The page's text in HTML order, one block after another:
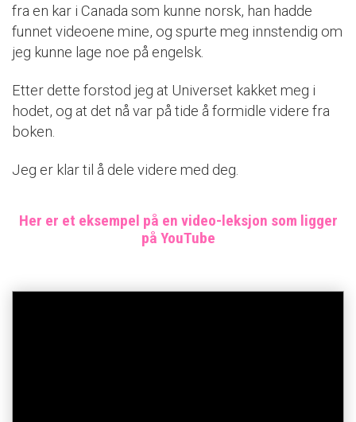
fra en kar i Canada som kunne norsk, han hadde
funnet videoene mine, og spurte meg innstendig om
jeg kunne lage noe på engelsk.
Etter dette forstod jeg at Universet kakket meg i
hodet, og at det nå var på tide å formidle videre fra
boken.
Jeg er klar til å dele videre med deg.
Her er et eksempel på en video-leksjon som ligger
på YouTube